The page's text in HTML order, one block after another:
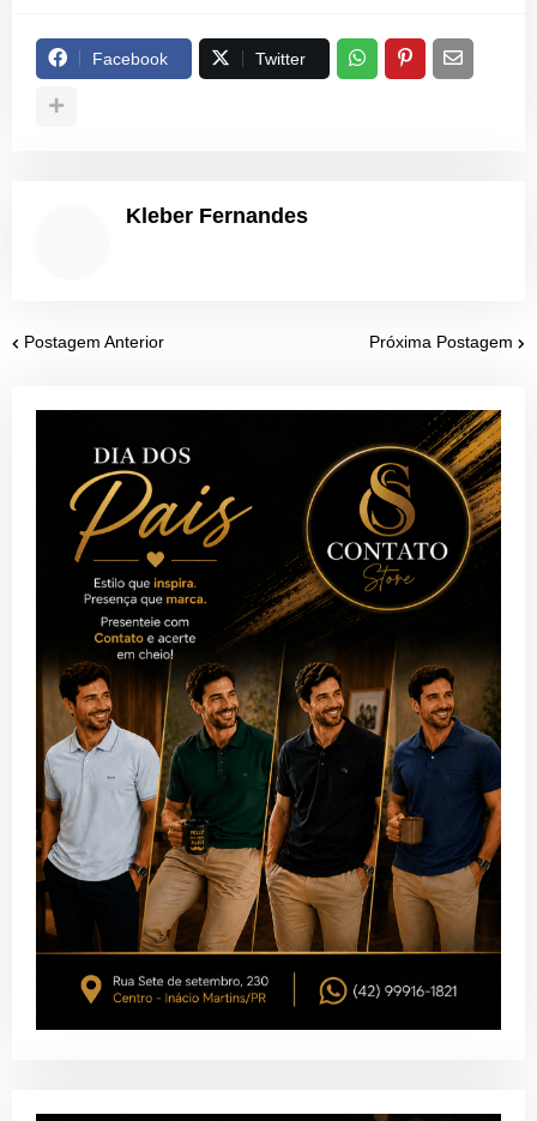
Facebook Twitter
Kleber Fernandes
Postagem Anterior Próxima Postagem